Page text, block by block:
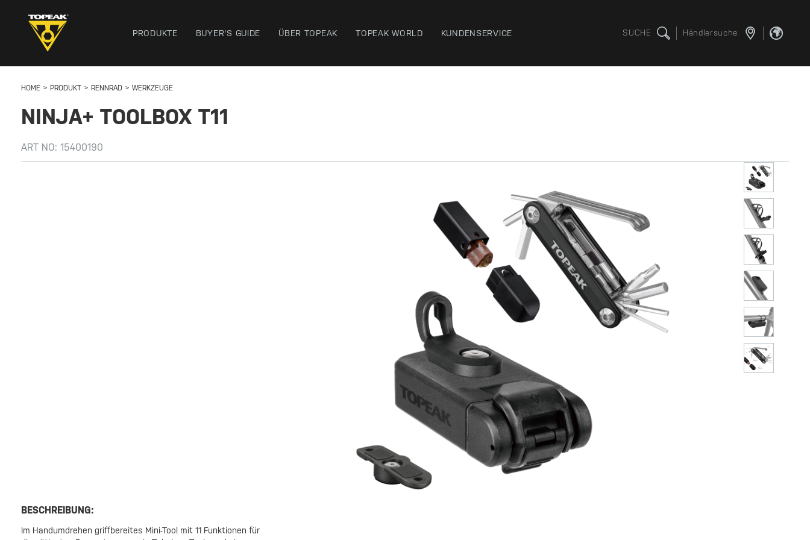
PRODUKTE BUYER'S GUIDE ÜBER TOPEAK TOPEAK WORLD KUNDENSERVICE SUCHE Händlersuche
HOME PRODUKT RENNRAD WERKZEUGE
NINJA+ TOOLBOX T11
ART NO: 15400190
BESCHREIBUNG:
Im Handumdrehen griffbereites Mini-Tool mit 11 Funktionen für